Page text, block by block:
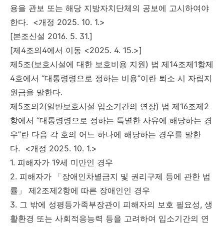
용을 관보 또는 해당 지방자치단체의 공보에 고시하여야
한다. <개정 2025. 10. 1.>
[본조신설 2016. 5. 31.]
[제4조의4에서 이동 <2025. 4. 15.>]
제5조(보호시설에 대한 보호비용 지원) 법 제14조제1항제
4호에서 “대통령령으로 정하는 비용”이란 퇴소 시 자립지
원금을 말한다.
제5조의2(일반보호시설 입소기간의 연장) 법 제16조제2
항에서 “대통령령으로 정하는 특별한 사유에 해당하는 경
우”란 다음 각 호의 어느 하나에 해당하는 경우를 말한
다. <개정 2025. 10. 1.>
1. 피해자가 19세 미만인 경우
2. 피해자가 「장애인차별금지 및 권리구제 등에 관한 법
률」 제2조제2항에 따른 장애인인 경우
3. 그 밖에 성평등가족부장관이 피해자의 보호 필요성, 생
활환경 또는 사회적응능력 등을 고려하여 입소기간의 연